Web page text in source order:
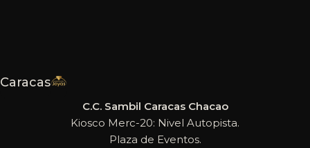
Caracas
C.C. Sambil Caracas Chacao
Kiosco Merc-20: Nivel Autopista.
Plaza de Eventos.